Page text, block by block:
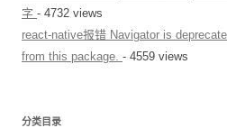
字 - 4732 views
react-native报错 Navigator is
from this package. - 4559 views
分类目录